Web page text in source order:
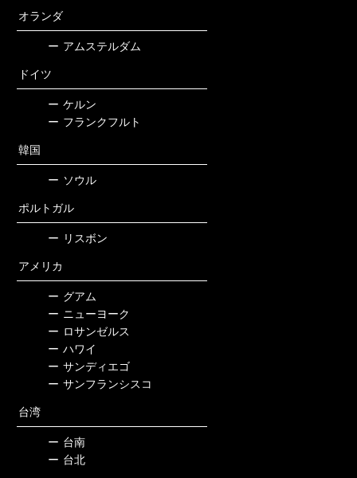
オランダ
ー アムステルダム
ドイツ
ー ケルン
ー フランクフルト
韓国
ー ソウル
ポルトガル
ー リスボン
アメリカ
ー グアム
ー ニューヨーク
ー ロサンゼルス
ー ハワイ
ー サンディエゴ
ー サンフランシスコ
台湾
ー 台南
ー 台北